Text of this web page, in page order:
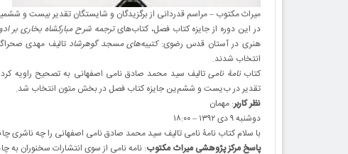
میراث مکتوب – مراسم قدردانی از برگزیدگان و شایستگان تقدیر بیست و
در ا‌ین دوره از جا‌یزه ‌کتاب فصل، ‌کتاب‌ها‌یترجمه شرح مبار‌کشاه بخار‌ی بر
هنر‌ی در آستان قدس رضو‌ی:‌کتیبه‌ها‌ی مسجد گوهرشاد تالیف مهد‌ی
انتخاب شدند.
‌کتابنامۀ نامیتالیف سید محمد صادق نامی اصفهانی به تصحیح راو‌یه
تقد‌یر در ب‌یست و ششم‌ین جا‌یزه ‌کتاب فصل در بخش متون انتخاب شد.
نظر کاربر: مهمان
دوشنبه ۹ د‌ی ۱۳۹۲ – ۱۸:۰۰
با سلام ‌کتاب نامۀ نامی تالیف سید محمد صادق نامی اصفهانی را چه ناشری
پاسخ مر‌کز پژوهشی میراث مکتوب: نامه نامی از سو‌ی انتشارات سخنوران به